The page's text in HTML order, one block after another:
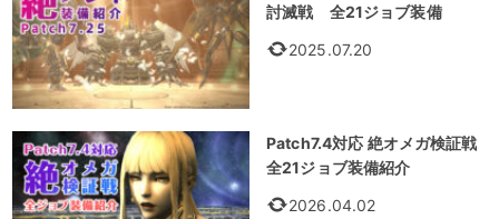
討滅戦 全21ジョブ装備
2025.07.20
Patch7.4対応 絶オメガ検証戦
全21ジョブ装備紹介
2026.04.02